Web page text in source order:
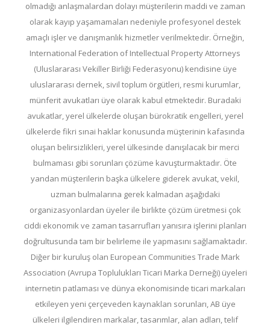
olmadığı anlaşmalardan dolayı müşterilerin maddi ve zaman
olarak kayıp yaşamamaları nedeniyle profesyonel destek
amaçlı işler ve danışmanlık hizmetler verilmektedir. Örneğin,
International Federation of Intellectual Property Attorneys
(Uluslararası Vekiller Birliği Federasyonu) kendisine üye
uluslararası dernek, sivil toplum örgütleri, resmi kurumlar,
münferit avukatları üye olarak kabul etmektedir. Buradaki
avukatlar, yerel ülkelerde oluşan bürokratik engelleri, yerel
ülkelerde fikri sınai haklar konusunda müşterinin kafasında
oluşan belirsizlikleri, yerel ülkesinde danışılacak bir merci
bulmaması gibi sorunları çözüme kavuşturmaktadır. Öte
yandan müşterilerin başka ülkelere giderek avukat, vekil,
uzman bulmalarına gerek kalmadan aşağıdaki
organizasyonlardan üyeler ile birlikte çözüm üretmesi çok
ciddi ekonomik ve zaman tasarrufları yanısıra işlerini planları
doğrultusunda tam bir belirleme ile yapmasını sağlamaktadır.
Diğer bir kuruluş olan European Communities Trade Mark
Association (Avrupa Toplulukları Ticari Marka Derneği) üyeleri
internetin patlaması ve dünya ekonomisinde ticari markaları
etkileyen yeni çerçeveden kaynaklan sorunları, AB üye
ülkeleri ilgilendiren markalar, tasarımlar, alan adları, telif